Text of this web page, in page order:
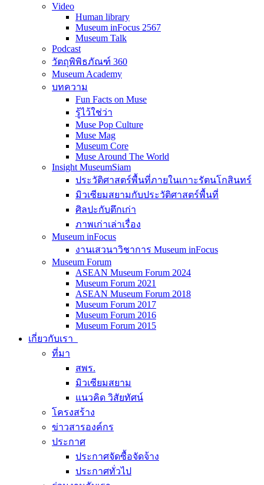
Video
Human library
Museum inFocus 2567
Museum Talk
Podcast
วัตถุพิพิธภัณฑ์ 360
Museum Academy
บทความ
Fun Facts on Muse
รู้ไว้ใช่ว่า
Muse Pop Culture
Muse Mag
Museum Core
Muse Around The World
Insight MuseumSiam
ประวัติศาสตร์พื้นที่ภายในเกาะรัตนโกสินทร์
มิวเซียมสยามกับประวัติศาสตร์พื้นที่
ศิลปะกับตึกเก่า
ภาพเก่าเล่าเรื่อง
Museum inFocus
งานเสวนาวิชาการ Museum inFocus
Museum Forum
ASEAN Museum Forum 2024
Museum Forum 2021
ASEAN Museum Forum 2018
Museum Forum 2017
Museum Forum 2016
Museum Forum 2015
เกี่ยวกับเรา
ที่มา
สพร.
มิวเซียมสยาม
แนวคิด วิสัยทัศน์
โครงสร้าง
ข่าวสารองค์กร
ประกาศ
ประกาศจัดซื้อจัดจ้าง
ประกาศทั่วไป